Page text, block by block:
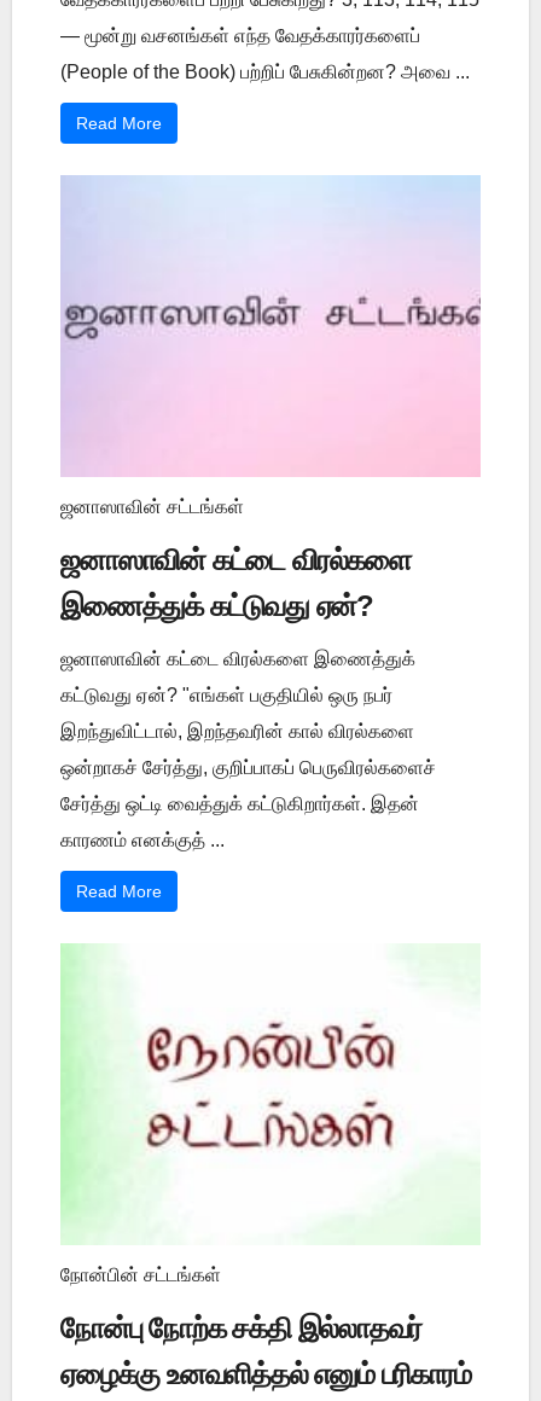
— மூன்று வசனங்கள் எந்த வேதக்காரர்களைப்
(People of the Book) பற்றிப் பேசுகின்றன? அவை ...
Read More
ஜனாஸாவின் சட்டங்கள்
ஜனாஸாவின் கட்டை விரல்களை
இணைத்துக் கட்டுவது ஏன்?
ஜனாஸாவின் கட்டை விரல்களை இணைத்துக்
கட்டுவது ஏன்? "எங்கள் பகுதியில் ஒரு நபர்
இறந்துவிட்டால், இறந்தவரின் கால் விரல்களை
ஒன்றாகச் சேர்த்து, குறிப்பாகப் பெருவிரல்களைச்
சேர்த்து ஒட்டி வைத்துக் கட்டுகிறார்கள். இதன்
காரணம் எனக்குத் ...
Read More
நோன்பின் சட்டங்கள்
நோன்பு நோற்க சக்தி இல்லாதவர்
ஏழைக்கு உனவளித்தல் எனும் பரிகாரம்